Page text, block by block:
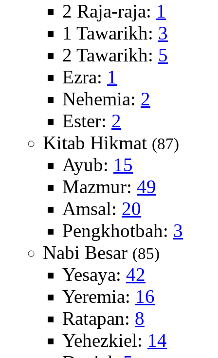
2 Raja-raja: 1
1 Tawarikh: 3
2 Tawarikh: 5
Ezra: 1
Nehemia: 2
Ester: 2
Kitab Hikmat (87)
Ayub: 15
Mazmur: 49
Amsal: 20
Pengkhotbah: 3
Nabi Besar (85)
Yesaya: 42
Yeremia: 16
Ratapan: 8
Yehezkiel: 14